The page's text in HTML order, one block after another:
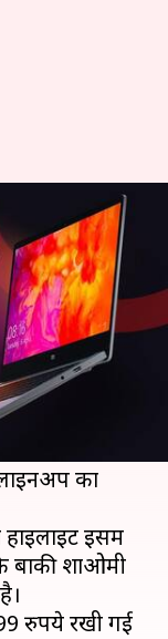
भारत
Mi नोटबुक
हॉरिजन
का
इसमें
बाकी शाओमी
रुपये रखी गई